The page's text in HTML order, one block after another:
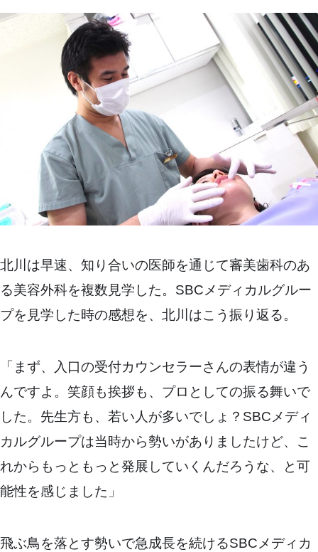
北川は早速、知り合いの医師を通じて審美歯科のあ
る美容外科を複数見学した。SBCメディカルグルー
プを見学した時の感想を、北川はこう振り返る。
「まず、入口の受付カウンセラーさんの表情が違う
んですよ。笑顔も挨拶も、プロとしての振る舞いで
した。先生方も、若い人が多いでしょ？SBCメディ
カルグループは当時から勢いがありましたけど、こ
れからもっともっと発展していくんだろうな、と可
能性を感じました」
飛ぶ鳥を落とす勢いで急成長を続けるSBCメディカ